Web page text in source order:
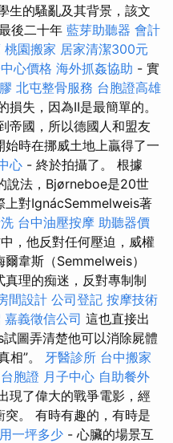
生的騷亂及其背景，該文
後二十年 藍芽助聽器 會計
桃園搬家 居家清潔300元
心價格 海外抓姦協助 - 實
北屯整骨服務 台胞證高雄
損失，因為II是最簡單的。
帝國，所以德國人和盟友
時在挪威土地上贏得了一
心 - 終於拍攝了。 根據
說法，Bjørneboe是20世
上對IgnácSemmelweis著
台中油壓按摩 助聽器價
，他反對任何壓迫，威權
韋斯（Semmelweis）
理的痴迷，反對專制制
間設計 公司登記 按摩技術
嘉義徵信公司 這也直接出
圖弄清楚他可以消除屍體
相”。 牙醫診所 台中搬家
台胞證 月子中心 自助餐外
現了偉大的戰爭電影，經
。 有時有趣的，有時是
一坪多少 - 心臟的場景互